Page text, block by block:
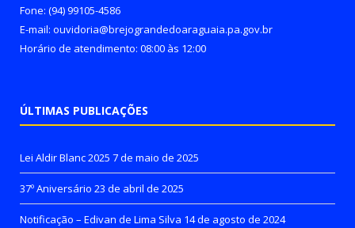
Fone: (94) 99105-4586
E-mail: ouvidoria@brejograndedoaraguaia.pa.gov.br
Horário de atendimento: 08:00 às 12:00
ÚLTIMAS PUBLICAÇÕES
Lei Aldir Blanc 2025 7 de maio de 2025
37º Aniversário 23 de abril de 2025
Notificação – Edivan de Lima Silva 14 de agosto de 2024